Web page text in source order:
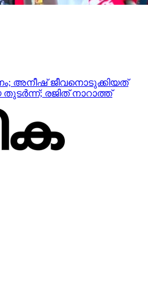
അനീഷ് ജീവനൊടുക്കിയത്
രജിത് നാറാത്ത്